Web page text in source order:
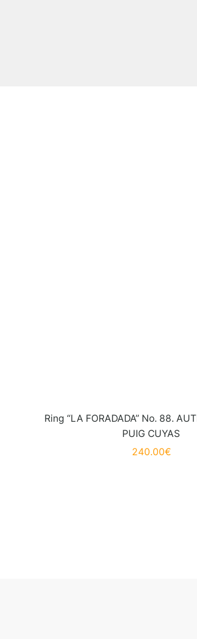
Ring “LA FORADADA” No. 88.
PUIG CUYAS
240.00€